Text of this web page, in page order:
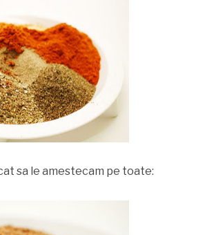
sa le amestecam pe toate: